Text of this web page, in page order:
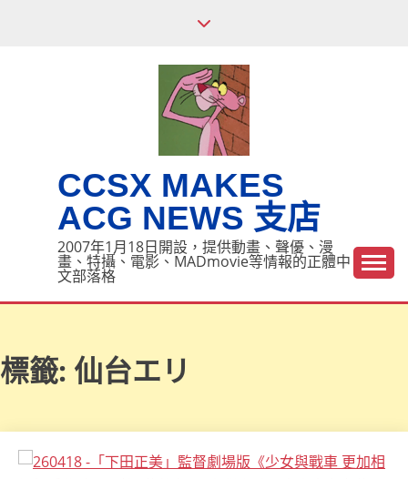
CCSX MAKES
ACG NEWS 支店
2007年1月18日開設，提供動畫、聲優、漫
畫、特攝、電影、MADmovie等情報的正體中
文部落格
標籤: 仙台エリ